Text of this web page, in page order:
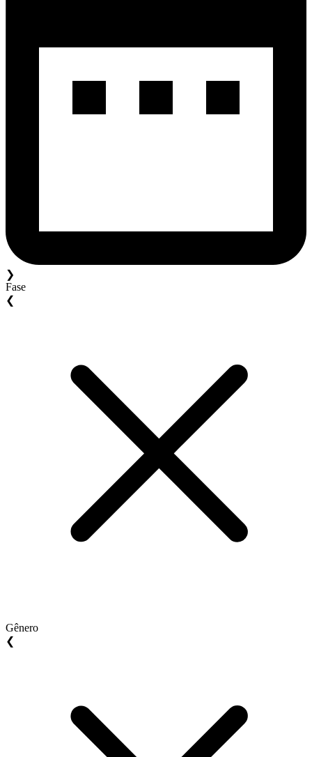
❯
Fase
❮
Gênero
❮